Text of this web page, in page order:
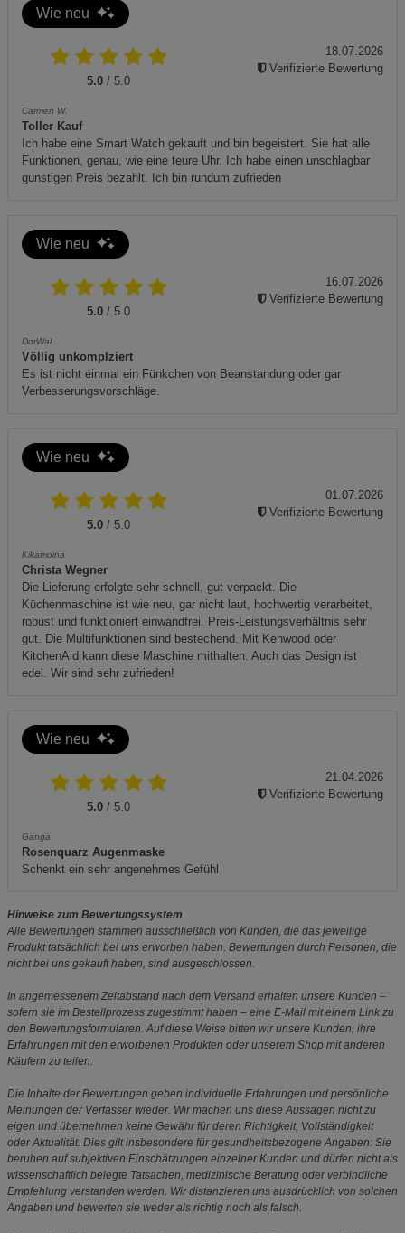
Achten Sie darauf, ihn sicher zu handhaben.
Material: Hochwertiges Gusseisen. Gewicht: 4,8 kg.
Füllmenge: 3 Liter.
Maße: 35 × 13 × 13 cm (L × H × B).
Geeignet für die Zubereitung von Brot, Kuchen, Lasagne,
Aufläufen und geschmortem Fleisch. Funktioniert auf
offenem Feuer und im Backofen.
Vorschriften zur Entsorgung von Gusseisenprodukten.
Wie neu
5.0 / 5.0
Carmen W.
Toller Kauf
Ich habe eine Smart Watch gekauft und bin begeistert. Sie hat alle
Funktionen, genau, wie eine teure Uhr. Ich habe einen unschlagbar
günstigen Preis bezahlt. Ich bin rundum zufrieden
18.07.2026
Verifizierte Bewertung
Wie neu
5.0 / 5.0
DorWal
Völlig unkomplziert
Es ist nicht einmal ein Fünkchen von Beanstandung oder gar
Verbesserungsvorschläge.
16.07.2026
Verifizierte Bewertung
Wie neu
5.0 / 5.0
Kikamoina
Christa Wegner
Die Lieferung erfolgte sehr schnell, gut verpackt. Die
Küchenmaschine ist wie neu, gar nicht laut, hochwertig verarbeitet,
robust und funktioniert einwandfrei. Preis-Leistungsverhältnis sehr
gut. Die Multifunktionen sind bestechend. Mit Kenwood oder
KitchenAid kann diese Maschine mithalten. Auch das Design ist
edel. Wir sind sehr zufrieden!
01.07.2026
Verifizierte Bewertung
Wie neu
5.0 / 5.0
Ganga
Rosenquarz Augenmaske
Schenkt ein sehr angenehmes Gefühl
21.04.2026
Verifizierte Bewertung
Hinweise zum Bewertungssystem
Alle Bewertungen stammen ausschließlich von Kunden, die das jeweilige
Produkt tatsächlich bei uns erworben haben. Bewertungen durch Personen, die
nicht bei uns gekauft haben, sind ausgeschlossen.
In angemessenem Zeitabstand nach dem Versand erhalten unsere Kunden –
sofern sie im Bestellprozess zugestimmt haben – eine E-Mail mit einem Link zu
den Bewertungsformularen. Auf diese Weise bitten wir unsere Kunden, ihre
Erfahrungen mit den erworbenen Produkten oder unserem Shop mit anderen
Käufern zu teilen.
Die Inhalte der Bewertungen geben individuelle Erfahrungen und persönliche
Meinungen der Verfasser wieder. Wir machen uns diese Aussagen nicht zu
eigen und übernehmen keine Gewähr für deren Richtigkeit, Vollständigkeit
oder Aktualität. Dies gilt insbesondere für gesundheitsbezogene Angaben: Sie
beruhen auf subjektiven Einschätzungen einzelner Kunden und dürfen nicht als
wissenschaftlich belegte Tatsachen, medizinische Beratung oder verbindliche
Empfehlung verstanden werden. Wir distanzieren uns ausdrücklich von solchen
Angaben und bewerten sie weder als richtig noch als falsch.